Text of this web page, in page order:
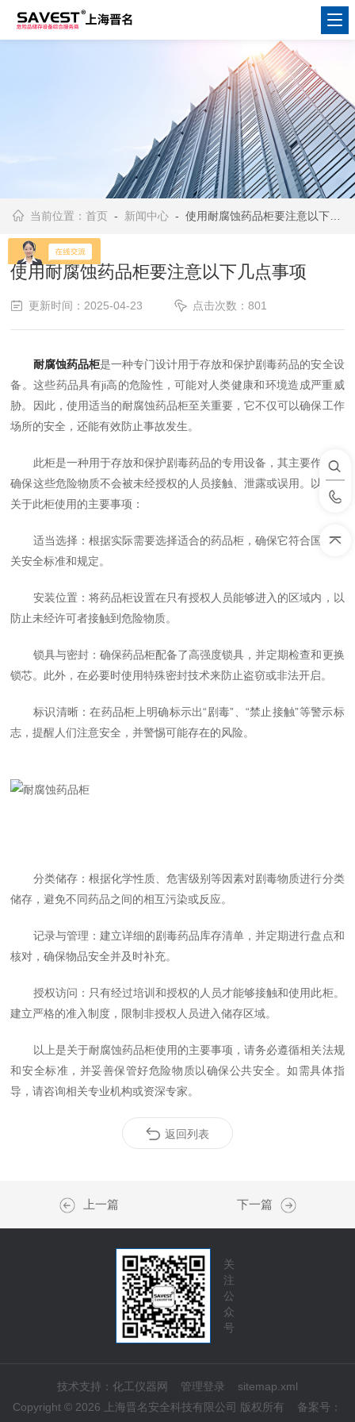
当前位置：首页 - 新闻中心 - 使用耐腐蚀药品柜要注意以下几点事项
使用耐腐蚀药品柜要注意以下几点事项
更新时间：2025-04-23 点击次数：801
耐腐蚀药品柜是一种专门设计用于存放和保护剧毒药品的安全设
备。这些药品具有ji高的危险性，可能对人类健康和环境造成严重威
胁。因此，使用适当的耐腐蚀药品柜至关重要，它不仅可以确保工作
场所的安全，还能有效防止事故发生。
此柜是一种用于存放和保护剧毒药品的专用设备，其主要作用是
确保这些危险物质不会被未经授权的人员接触、泄露或误用。以下是
关于此柜使用的主要事项：
适当选择：根据实际需要选择适合的药品柜，确保它符合国家相
关安全标准和规定。
安装位置：将药品柜设置在只有授权人员能够进入的区域内，以
防止未经许可者接触到危险物质。
锁具与密封：确保药品柜配备了高强度锁具，并定期检查和更换
锁芯。此外，在必要时使用特殊密封技术来防止盗窃或非法开启。
标识清晰：在药品柜上明确标示出“剧毒”、“禁止接触”等警示标
志，提醒人们注意安全，并警惕可能存在的风险。
分类储存：根据化学性质、危害级别等因素对剧毒物质进行分类
储存，避免不同药品之间的相互污染或反应。
记录与管理：建立详细的剧毒药品库存清单，并定期进行盘点和
核对，确保物品安全并及时补充。
授权访问：只有经过培训和授权的人员才能够接触和使用此柜。
建立严格的准入制度，限制非授权人员进入储存区域。
以上是关于耐腐蚀药品柜使用的主要事项，请务必遵循相关法规
和安全标准，并妥善保管好危险物质以确保公共安全。如需具体指
导，请咨询相关专业机构或资深专家。
返回列表
上一篇 下一篇
关
注
公
众
号
技术支持： 化工仪器网 管理登录
sitemap.xml
Copyright © 2026 上海晋名安全科技有限公司 版权所有 备案号：